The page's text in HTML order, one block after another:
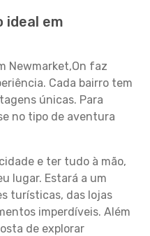
ideal em
Newmarket,On faz
Cada bairro tem
únicas. Para
no tipo de aventura
e ter tudo à mão,
lugar. Estará a um
turísticas, das lojas
imperdíveis. Além
de explorar